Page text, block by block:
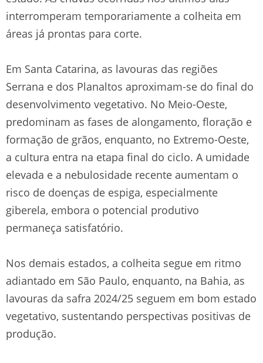
interromperam temporariamente a colheita em
áreas já prontas para corte.
Em Santa Catarina, as lavouras das regiões
Serrana e dos Planaltos aproximam-se do final do
desenvolvimento vegetativo. No Meio-Oeste,
predominam as fases de alongamento, floração e
formação de grãos, enquanto, no Extremo-Oeste,
a cultura entra na etapa final do ciclo. A umidade
elevada e a nebulosidade recente aumentam o
risco de doenças de espiga, especialmente
giberela, embora o potencial produtivo
permaneça satisfatório.
Nos demais estados, a colheita segue em ritmo
adiantado em São Paulo, enquanto, na Bahia, as
lavouras da safra 2024/25 seguem em bom estado
vegetativo, sustentando perspectivas positivas de
produção.